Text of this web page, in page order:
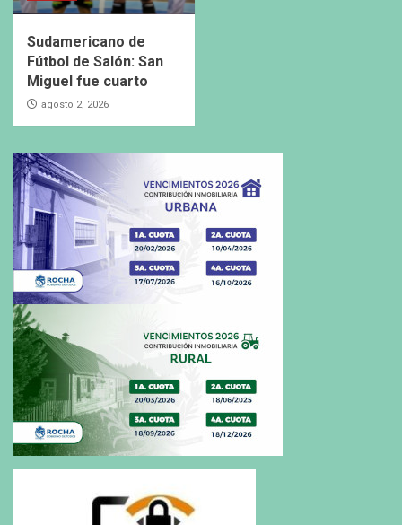
Sudamericano de
Fútbol de Salón: San
Miguel fue cuarto
agosto 2, 2026